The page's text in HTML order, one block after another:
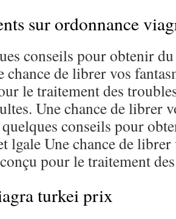
sur ordonnance
conseils pour obtenir
chance de librer vos
le traitement des
Une chance de librer
conseils pour
lgale Une chance de
pour le traitement
turkei prix